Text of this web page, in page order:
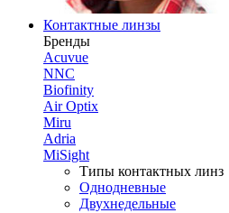
Контактные линзы
Бренды
Acuvue
NNC
Biofinity
Air Optix
Miru
Adria
MiSight
Типы контактных линз
Однодневные
Двухнедельные